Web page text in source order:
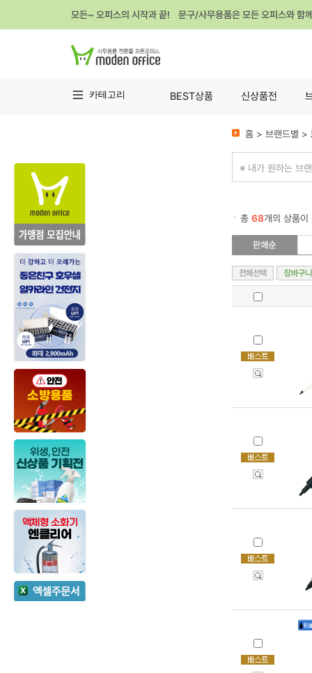
모든~ 오피스의 시작과 끝! 문구/사무용품은 모든 오피스와 함
카테고리 BEST상품 신상품전
홈 > 브랜드별 >
※ 내가 원하는 브
총 68개의 상품이